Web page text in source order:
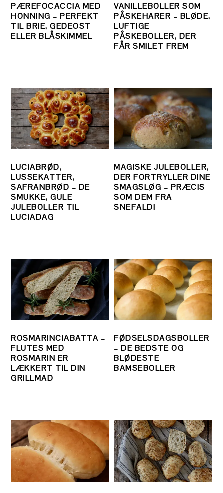
PÆREFOCACCIA MED
HONNING – PERFEKT
TIL BRIE, GEDEOST
ELLER BLÅSKIMMEL
VANILLEBOLLER SOM
PÅSKEHARER – BLØDE,
LUFTIGE
PÅSKEBOLLER, DER
FÅR SMILET FREM
LUCIABRØD,
LUSSEKATTER,
SAFRANBRØD – DE
SMUKKE, GULE
JULEBOLLER TIL
LUCIADAG
MAGISKE JULEBOLLER,
DER FORTRYLLER DINE
SMAGSLØG – PRÆCIS
SOM DEM FRA
SNEFALD!
ROSMARINCIABATTA –
FLUTES MED
ROSMARIN ER
LÆKKERT TIL DIN
GRILLMAD
FØDSELSDAGSBOLLER
– DE BEDSTE OG
BLØDESTE
BAMSEBOLLER